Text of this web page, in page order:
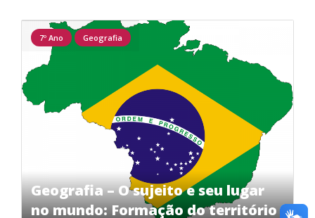
Geografia – O sujeito e seu lugar
no mundo: Formação do território
7º Ano Geografia